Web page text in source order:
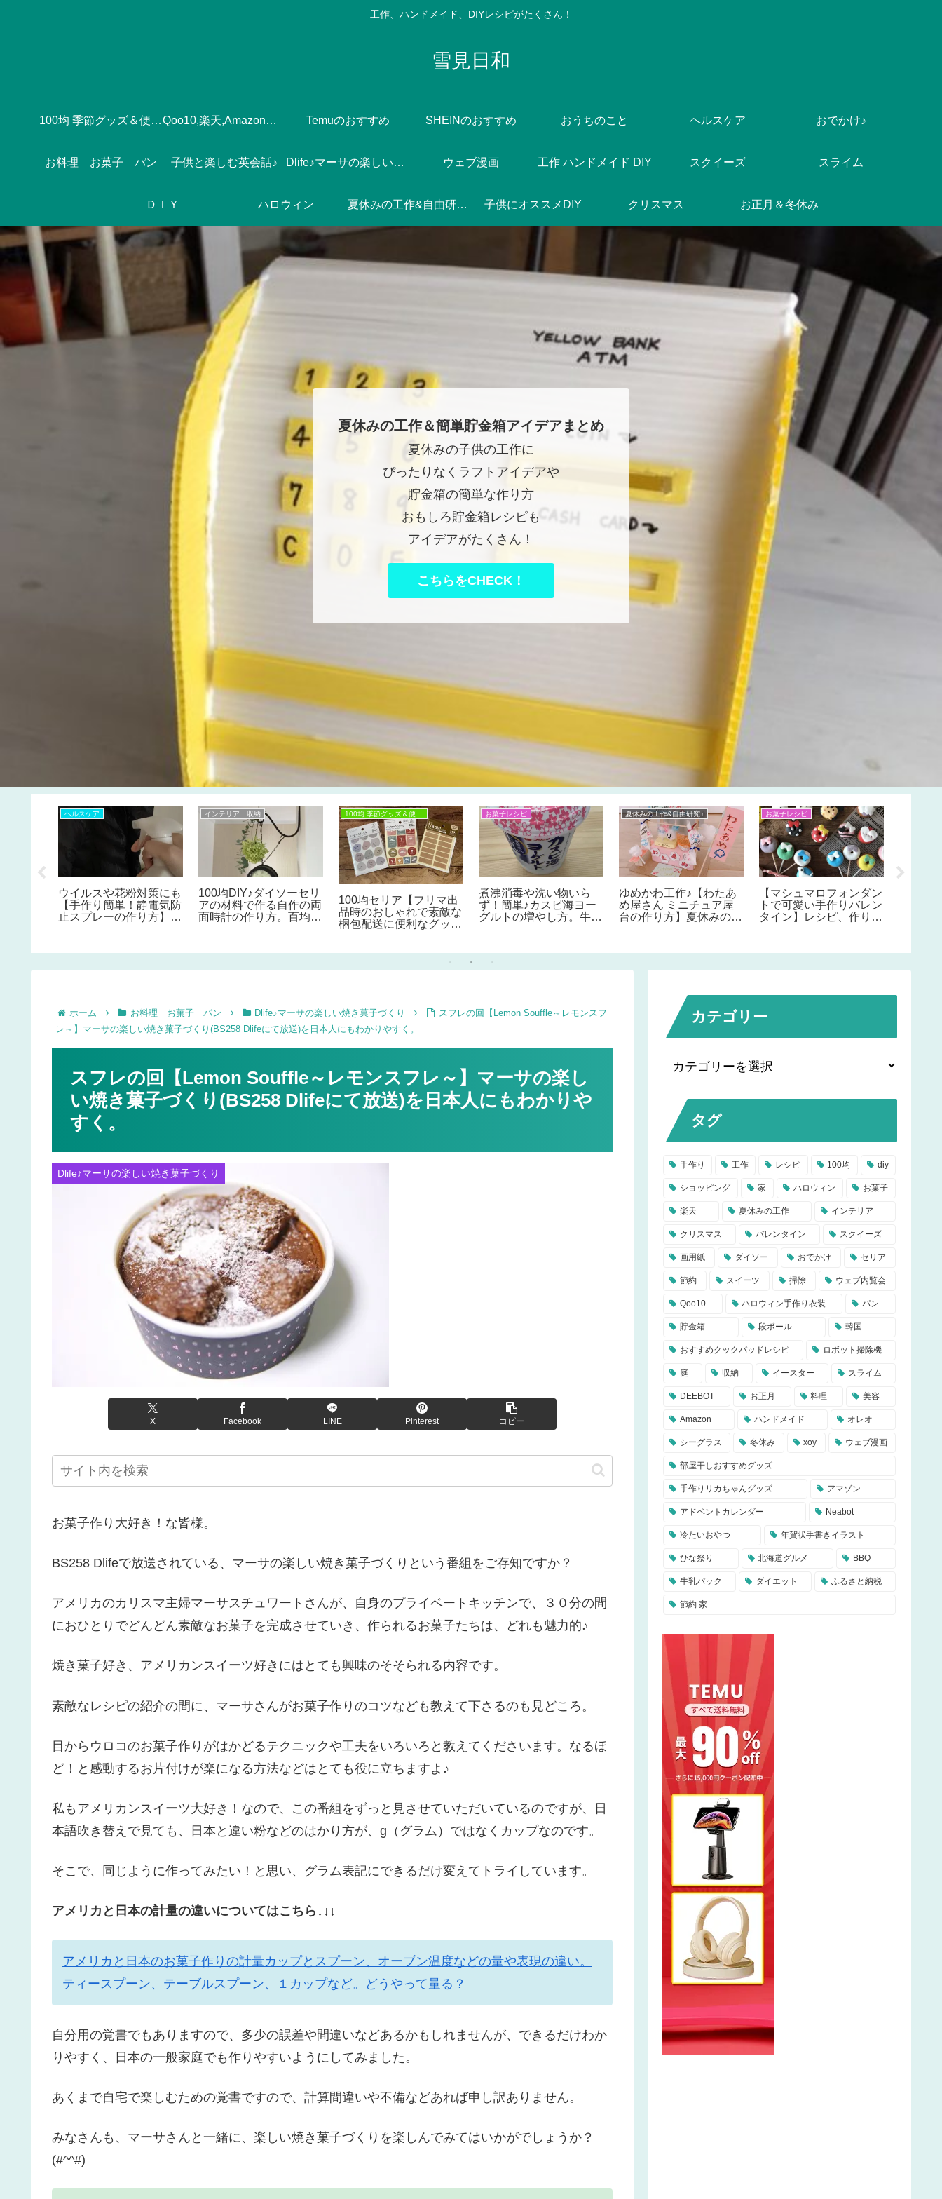
工作、ハンドメイド、DIYレシピがたくさん！
雪見日和
100均 季節グッズ＆便利グッズ Qoo10,楽天,Amazonのおすすめ♪ Temuのおすすめ SHEINのおすすめ おうちのこと ヘルスケア おでかけ♪
お料理 お菓子 パン 子供と楽しむ英会話♪ Dlife♪マーサの楽しい焼き菓子づくり ウェブ漫画 工作 ハンドメイド DIY スクイーズ スライム
ＤＩＹ ハロウィン 夏休みの工作&自由研究♪ 子供にオススメDIY クリスマス お正月＆冬休み
夏休みの工作＆簡単貯金箱アイデアまとめ
夏休みの子供の工作に
ぴったりなくラフトアイデアや
貯金箱の簡単な作り方
おもしろ貯金箱レシピも
アイデアがたくさん！
こちらをCHECK！
ヘルスケア
ウイルスや花粉対策にも
【手作り簡単！静電気防
止スプレーの作り方】花
に♪余ったグリセリン活
インテリア 収納
100均DIY♪ダイソーセリ
アの材料で作る自作の両
面時計の作り方。百均の
にリメイク♪
100均セリア【フリマ出
品時のおしゃれで素敵な
梱包配送に便利なグッ
お菓子レシピ
煮沸消毒や洗い物いら
ず！簡単♪カスピ海ヨー
グルトの増やし方。牛乳
な方法をご紹介♪
夏休みの工作&自由研究♪
ゆめかわ工作♪【わたあ
め屋さん ミニチュア屋
台の作り方】夏休みの子
お祭り屋台シリーズ
お菓子レシピ
【マシュマロフォンダン
トで可愛い手作りバレン
タイン】レシピ、作り方
単なモ
ホーム お料理 お菓子 パン Dlife♪マーサの楽しい焼き菓子づくり
スフレの回【Lemon Souffle～レモンスフ
レ～】マーサの楽しい焼き菓子づくり(BS258 Dlifeにて放送)を日本人にもわかりやすく。
スフレの回【Lemon Souffle～レモンスフレ～】マーサの楽し
い焼き菓子づくり(BS258 Dlifeにて放送)を日本人にもわかりや
すく。
Dlife♪マーサの楽しい焼き菓子づくり
X Facebook LINE Pinterest コピー
お菓子作り大好き！な皆様。
BS258 Dlifeで放送されている、マーサの楽しい焼き菓子づくりという番組をご存知ですか？
アメリカのカリスマ主婦マーサスチュワートさんが、自身のプライベートキッチンで、３０分の間
におひとりでどんどん素敵なお菓子を完成させていき、作られるお菓子たちは、どれも魅力的♪
焼き菓子好き、アメリカンスイーツ好きにはとても興味のそそられる内容です。
素敵なレシピの紹介の間に、マーサさんがお菓子作りのコツなども教えて下さるのも見どころ。
目からウロコのお菓子作りがはかどるテクニックや工夫をいろいろと教えてくださいます。なるほ
ど！と感動するお片付けが楽になる方法などはとても役に立ちますよ♪
私もアメリカンスイーツ大好き！なので、この番組をずっと見させていただいているのですが、日
本語吹き替えで見ても、日本と違い粉などのはかり方が、g（グラム）ではなくカップなのです。
そこで、同じように作ってみたい！と思い、グラム表記にできるだけ変えてトライしています。
アメリカと日本の計量の違いについてはこちら↓↓↓
アメリカと日本のお菓子作りの計量カップとスプーン、オーブン温度などの量や表現の違い。
ティースプーン、テーブルスプーン、１カップなど。どうやって量る？
自分用の覚書でもありますので、多少の誤差や間違いなどあるかもしれませんが、できるだけわか
りやすく、日本の一般家庭でも作りやすいようにしてみました。
あくまで自宅で楽しむための覚書ですので、計算間違いや不備などあれば申し訳ありません。
みなさんも、マーサさんと一緒に、楽しい焼き菓子づくりを楽しんでみてはいかがでしょうか？
(#^^#)
カテゴリー
タグ
手作り 工作 レシピ 100均 diy
ショッピング 家 ハロウィン お菓子
楽天 夏休みの工作 インテリア
クリスマス バレンタイン スクイーズ
画用紙 ダイソー おでかけ セリア
節約 スイーツ 掃除 ウェブ内覧会
Qoo10 ハロウィン手作り衣装 パン
貯金箱 段ボール 韓国
おすすめクックパッドレシピ ロボット掃除機
庭 収納 イースター スライム
DEEBOT お正月 料理 美容
Amazon ハンドメイド オレオ
シーグラス 冬休み xoy ウェブ漫画
部屋干しおすすめグッズ
手作りリカちゃんグッズ アマゾン
アドベントカレンダー Neabot
冷たいおやつ 年賀状手書きイラスト
ひな祭り 北海道グルメ BBQ
牛乳パック ダイエット ふるさと納税
節約 家